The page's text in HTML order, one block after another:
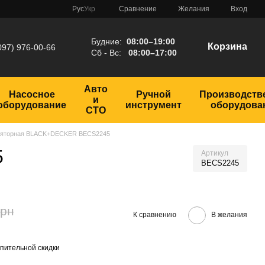
РусУкр Сравнение Желания Вход
976-00-66
Будние: 08:00–19:00
Сб - Вс: 08:00–17:00
Корзина
Насосное
Авто
и
СТО
Ручной
инструмент
BLACK+DECKER BECS2245
Артикул
BECS2245
К сравнению В желания
скидки